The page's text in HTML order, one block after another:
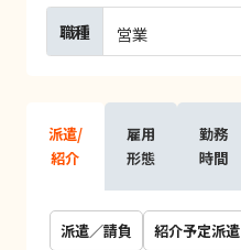
職種 営業
派遣/
紹介
雇用
形態
勤務
時間
派遣／請負 紹介予定派遣